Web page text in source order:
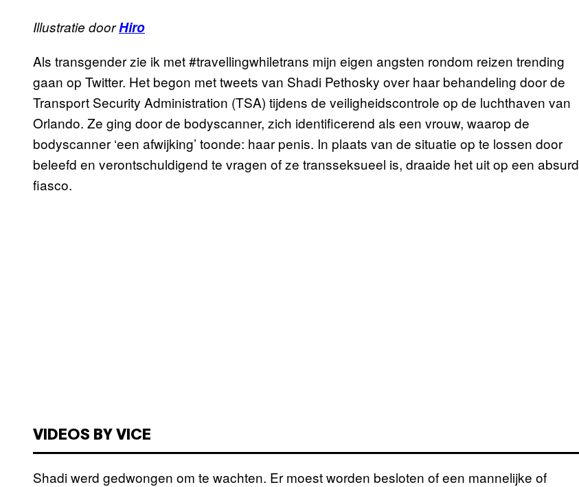
Illustratie doorHiro
Als transgender zie ik met #travellingwhiletrans mijn eigen angsten rondom reizen trending
gaan op Twitter. Het begon met tweets van Shadi Pethosky over haar behandeling door de
Transport Security Administration (TSA) tijdens de veiligheidscontrole op de luchthaven van
Orlando. Ze ging door de bodyscanner, zich identificerend als een vrouw, waarop de
bodyscanner ‘een afwijking’ toonde: haar penis. In plaats van de situatie op te lossen door
beleefd en verontschuldigend te vragen of ze transseksueel is, draaide het uit op een absurd
fiasco.
VIDEOS BY VICE
Shadi werd gedwongen om te wachten. Er moest worden besloten of een mannelijke of